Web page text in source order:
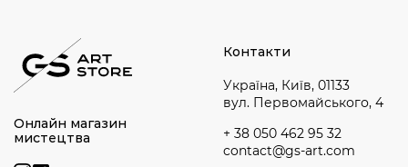
Онлайн магазин
мистецтва
Контакти
Україна, Київ, 01133
вул. Первомайського, 4
+ 38 050 462 95 32
contact@gs-art.com